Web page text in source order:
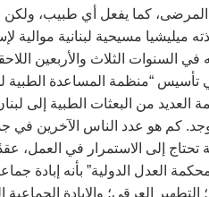
كما يفعل أي طبيب، ولكن
ميليشيا مسيحية لبنانية
“منظمة المساعدة الطبية
العديد من البعثات الطبية إلى
كم هو عدد الناس الآخرين
إلى الاستمرار في العمل،
العدل الدولية” بأنه إبادة
العرقي؛ والإبادة